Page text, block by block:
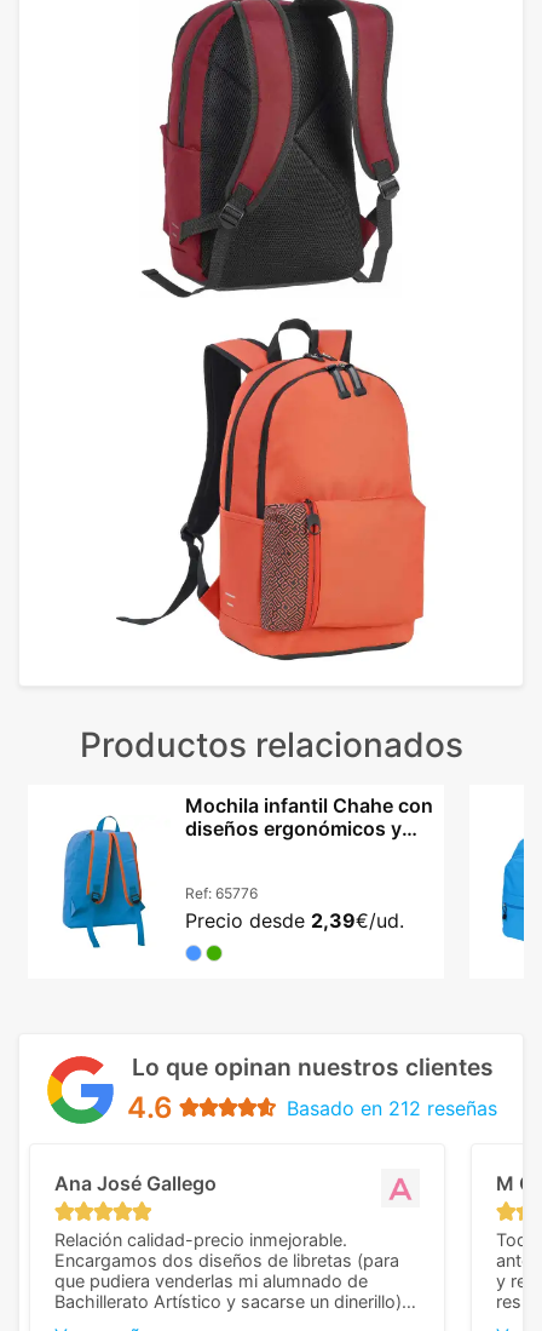
Productos relacionados
Mochila infantil Chahe con
diseños ergonómicos y
Ref: 65776
Precio desde 2,39€/ud.
Lo que opinan nuestros clientes
4.6 Basado en 212 reseñas
Ana José Gallego
Relación calidad-precio inmejorable.
Encargamos dos diseños de libretas (para
que pudiera venderlas mi alumnado de
Bachillerato Artístico y sacarse un dinerillo) y
M C
Todo
y